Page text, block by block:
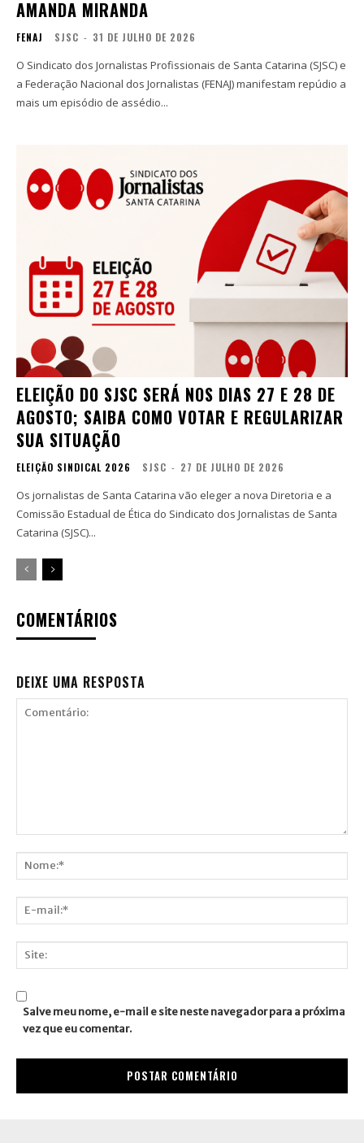
AMANDA MIRANDA
FENAJ SJSC - 31 DE JULHO DE 2026
O Sindicato dos Jornalistas Profissionais de Santa Catarina (SJSC) e
a Federação Nacional dos Jornalistas (FENAJ) manifestam repúdio a
mais um episódio de assédio...
ELEIÇÃO DO SJSC SERÁ NOS DIAS 27 E 28 DE
AGOSTO; SAIBA COMO VOTAR E REGULARIZAR
SUA SITUAÇÃO
ELEIÇÃO SINDICAL 2026 SJSC - 27 DE JULHO DE 2026
Os jornalistas de Santa Catarina vão eleger a nova Diretoria e a
Comissão Estadual de Ética do Sindicato dos Jornalistas de Santa
Catarina (SJSC)...
COMENTÁRIOS
DEIXE UMA RESPOSTA
mail:*
Salve meu nome, e-mail e site neste navegador para a próxima
vez que eu comentar.